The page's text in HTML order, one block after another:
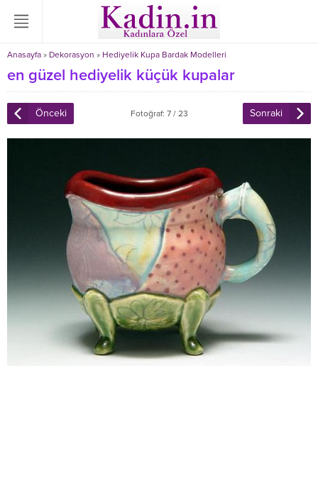
Anasayfa » Dekorasyon » Hediyelik Kupa Bardak Modelleri
en güzel hediyelik küçük kupalar
Önceki Fotoğraf: 7 / 23 Sonraki